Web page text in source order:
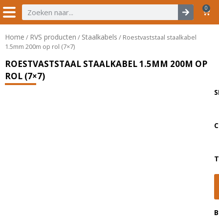
0
Home / RVS producten / Staalkabels / Roestvaststaal staalkabel
1.5mm 200m op rol (7×7)
ROESTVASTSTAAL STAALKABEL 1.5MM 200M OP
ROL (7×7)